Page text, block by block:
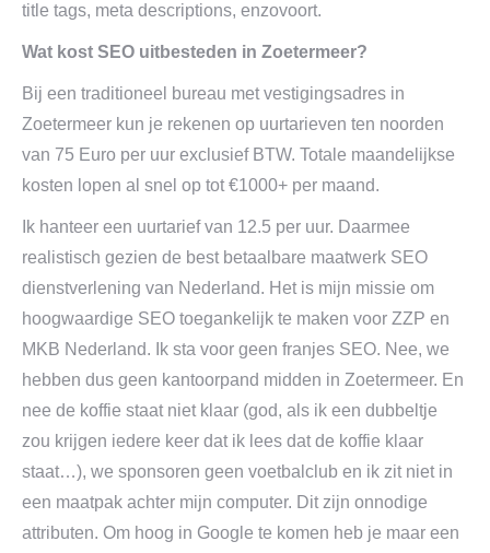
title tags, meta descriptions, enzovoort.
Wat kost SEO uitbesteden in Zoetermeer?
Bij een traditioneel bureau met vestigingsadres in
Zoetermeer kun je rekenen op uurtarieven ten noorden
van 75 Euro per uur exclusief BTW. Totale maandelijkse
kosten lopen al snel op tot €1000+ per maand.
Ik hanteer een uurtarief van 12.5 per uur. Daarmee
realistisch gezien de best betaalbare maatwerk SEO
dienstverlening van Nederland. Het is mijn missie om
hoogwaardige SEO toegankelijk te maken voor ZZP en
MKB Nederland. Ik sta voor geen franjes SEO. Nee, we
hebben dus geen kantoorpand midden in Zoetermeer. En
nee de koffie staat niet klaar (god, als ik een dubbeltje
zou krijgen iedere keer dat ik lees dat de koffie klaar
staat…), we sponsoren geen voetbalclub en ik zit niet in
een maatpak achter mijn computer. Dit zijn onnodige
attributen. Om hoog in Google te komen heb je maar een